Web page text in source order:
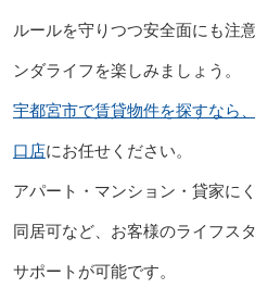
ルールを守りつつ安全面にも注
ンダライフを楽しみましょう。
宇都宮市で賃貸物件を探すなら
口店にお任せください。
アパート・マンション・貸家に
同居可など、お客様のライフス
サポートが可能です。